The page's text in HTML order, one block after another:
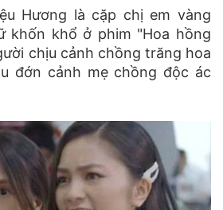
Hương là cặp chị em vàng
khốn khổ ở phim "Hoa hồng
chịu cảnh chồng trăng hoa
đớn cảnh mẹ chồng độc ác